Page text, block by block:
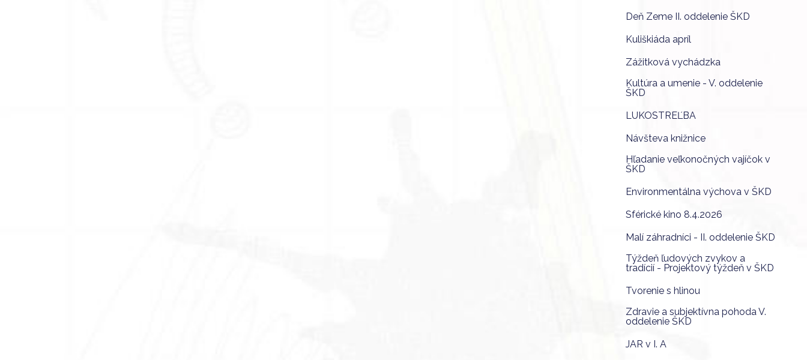
Deň Zeme II. oddelenie ŠKD
Kuliškiáda apríl
Zážitková vychádzka
Kultúra a umenie - V. oddelenie
ŠKD
LUKOSTREĽBA
Návšteva knižnice
Hľadanie veľkonočných vajíčok v
ŠKD
Environmentálna výchova v ŠKD
Sférické kino 8.4.2026
Malí záhradníci - II. oddelenie ŠKD
Týždeň ľudových zvykov a
tradícií - Projektový týždeň v ŠKD
Tvorenie s hlinou
Zdravie a subjektívna pohoda V.
oddelenie ŠKD
JAR v I. A